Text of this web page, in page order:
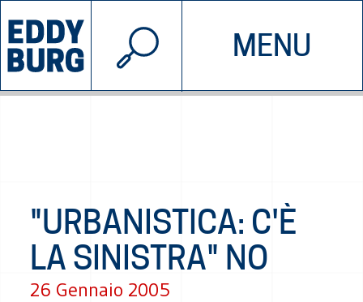
MENU
INIZIATIVE CHI SIAMO
© 2026 EDDYBURG
"URBANISTICA: C'È
LA SINISTRA" NO
26 Gennaio 2005